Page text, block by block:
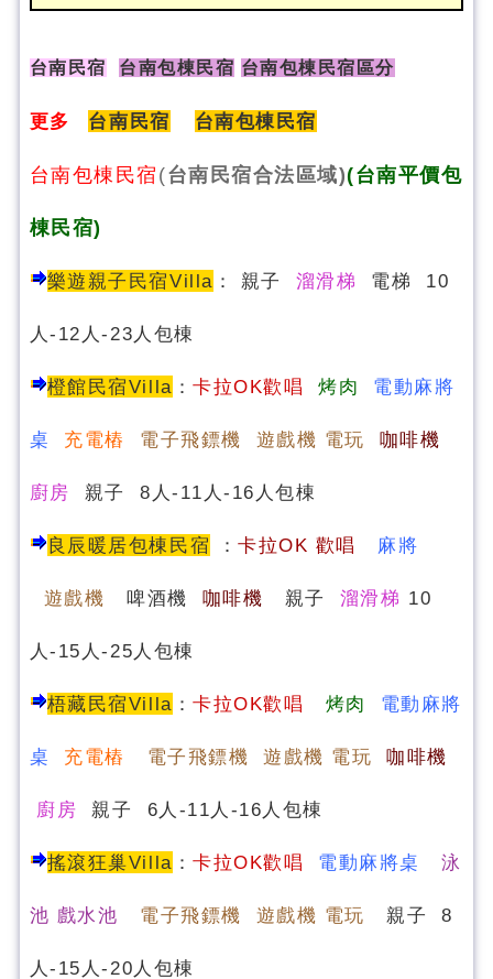
台南民宿 台南包棟民宿 台南包棟民宿區分
更多 台南民宿 台南包棟民宿
台南包棟民宿 (台南民宿合法區域)(台南平價包
棟民宿)
樂遊親子民宿Villa ： 親子 溜滑梯 電梯 10
人-12人-23人包棟
橙館民宿Villa ：卡拉OK歡唱 烤肉 電動麻將
桌 充電樁 電子飛鏢機 遊戲機 電玩 咖啡機
廚房 親子 8人-11人-16人包棟
良辰暖居包棟民宿 ：卡拉OK 歡唱 麻將
遊戲機 啤酒機 咖啡機 親子 溜滑梯 10
人-15人-25人包棟
梧藏民宿Villa ：卡拉OK歡唱 烤肉 電動麻將
桌 充電樁 電子飛鏢機 遊戲機 電玩 咖啡機
廚房 親子 6人-11人-16人包棟
搖滾狂巢Villa ：卡拉OK歡唱 電動麻將桌 泳
池 戲水池 電子飛鏢機 遊戲機 電玩 親子 8
人-15人-20人包棟